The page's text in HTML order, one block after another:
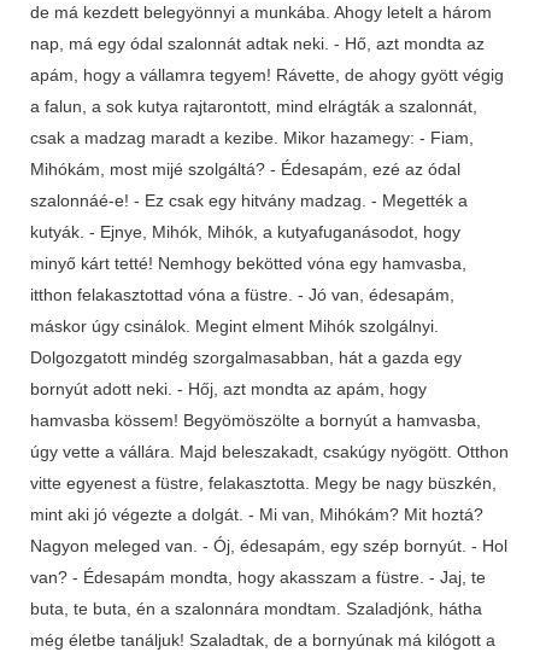
de má kezdett belegyönnyi a munkába. Ahogy letelt a három
nap, má egy ódal szalonnát adtak neki. - Hő, azt mondta az
apám, hogy a vállamra tegyem! Rávette, de ahogy gyött végig
a falun, a sok kutya rajtarontott, mind elrágták a szalonnát,
csak a madzag maradt a kezibe. Mikor hazamegy: - Fiam,
Mihókám, most mijé szolgáltá? - Édesapám, ezé az ódal
szalonnáé-e! - Ez csak egy hitvány madzag. - Megették a
kutyák. - Ejnye, Mihók, Mihók, a kutyafuganásodot, hogy
minyő kárt tetté! Nemhogy bekötted vóna egy hamvasba,
itthon felakasztottad vóna a füstre. - Jó van, édesapám,
máskor úgy csinálok. Megint elment Mihók szolgálnyi.
Dolgozgatott mindég szorgalmasabban, hát a gazda egy
bornyút adott neki. - Hőj, azt mondta az apám, hogy
hamvasba kössem! Begyömöszölte a bornyút a hamvasba,
úgy vette a vállára. Majd beleszakadt, csakúgy nyögött. Otthon
vitte egyenest a füstre, felakasztotta. Megy be nagy büszkén,
mint aki jó végezte a dolgát. - Mi van, Mihókám? Mit hoztá?
Nagyon meleged van. - Ój, édesapám, egy szép bornyút. - Hol
van? - Édesapám mondta, hogy akasszam a füstre. - Jaj, te
buta, te buta, én a szalonnára mondtam. Szaladjónk, hátha
még életbe tanáljuk! Szaladtak, de a bornyúnak má kilógott a